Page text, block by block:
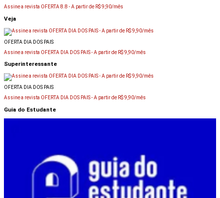
Assine a revista OFERTA 8.8 -A partir de R$ 9,90/mês
Veja
OFERTA DIA DOS PAIS
Assine a revista OFERTA DIA DOS PAIS -A partir de R$ 9,90/mês
Superinteressante
OFERTA DIA DOS PAIS
Assine a revista OFERTA DIA DOS PAIS -A partir de R$ 9,90/mês
Guia do Estudante